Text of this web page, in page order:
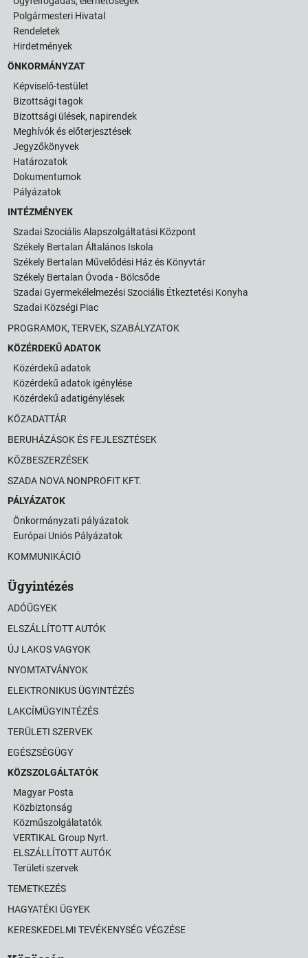
Polgármesteri Hivatal
Rendeletek
Hirdetmények
ÖNKORMÁNYZAT
Képviselő-testület
Bizottsági tagok
Bizottsági ülések, napirendek
Meghívók és előterjesztések
Jegyzőkönyvek
Határozatok
Dokumentumok
Pályázatok
INTÉZMÉNYEK
Szadai Szociális Alapszolgáltatási Központ
Székely Bertalan Általános Iskola
Székely Bertalan Művelődési Ház és Könyvtár
Székely Bertalan Óvoda - Bölcsőde
Szadai Gyermekélelmezési Szociális Étkeztetési Konyha
Szadai Községi Piac
PROGRAMOK, TERVEK, SZABÁLYZATOK
KÖZÉRDEKŰ ADATOK
Közérdekű adatok
Közérdekű adatok igénylése
Közérdekű adatigénylések
KÖZADATTÁR
BERUHÁZÁSOK ÉS FEJLESZTÉSEK
KÖZBESZERZÉSEK
SZADA NOVA NONPROFIT KFT.
PÁLYÁZATOK
Önkormányzati pályázatok
Európai Uniós Pályázatok
KOMMUNIKÁCIÓ
Ügyintézés
ADÓÜGYEK
ELSZÁLLÍTOTT AUTÓK
ÚJ LAKOS VAGYOK
NYOMTATVÁNYOK
ELEKTRONIKUS ÜGYINTÉZÉS
LAKCÍMÜGYINTÉZÉS
TERÜLETI SZERVEK
EGÉSZSÉGÜGY
KÖZSZOLGÁLTATÓK
Magyar Posta
Közbiztonság
Közműszolgálatatók
VERTIKAL Group Nyrt.
ELSZÁLLÍTOTT AUTÓK
Területi szervek
TEMETKEZÉS
HAGYATÉKI ÜGYEK
KERESKEDELMI TEVÉKENYSÉG VÉGZÉSE